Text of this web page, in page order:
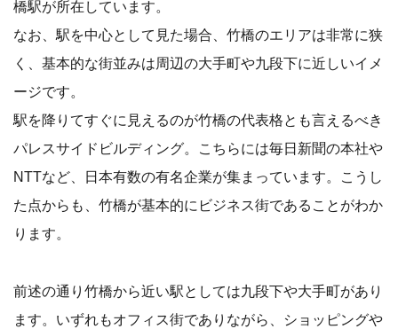
橋駅が所在しています。
なお、駅を中心として見た場合、竹橋のエリアは非常に狭
く、基本的な街並みは周辺の大手町や九段下に近しいイメ
ージです。
駅を降りてすぐに見えるのが竹橋の代表格とも言えるべき
パレスサイドビルディング。こちらには毎日新聞の本社や
NTTなど、日本有数の有名企業が集まっています。こうし
た点からも、竹橋が基本的にビジネス街であることがわか
ります。
前述の通り竹橋から近い駅としては九段下や大手町があり
ます。いずれもオフィス街でありながら、ショッピングや